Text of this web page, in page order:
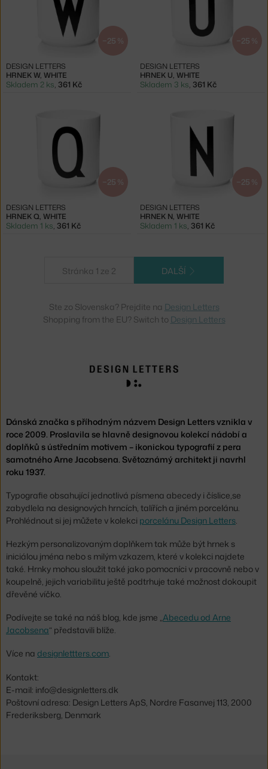
Dánská značka s příhodným názvem Design Letters vznikla v
roce 2009. Proslavila se hlavně designovou kolekcí nádobí a
doplňků s ústředním motivem – ikonickou typografií z pera
samotného Arne Jacobsena. Světoznámý architekt ji navrhl
roku 1937.
Typografie obsahující jednotlivá písmena abecedy i číslice,se
zabydlela na designových hrncích, talířích a jiném porcelánu.
Prohlédnout si jej můžete v kolekci porcelánu Design Letters.
Hezkým personalizovaným doplňkem tak může být hrnek s
iniciálou jména nebo s milým vzkazem, které v kolekci najdete
také. Hrnky mohou sloužit také jako pomocníci v pracovně nebo v
koupelně, jejich variabilitu ještě podtrhuje také možnost dokoupit
dřevěné víčko.
Podívejte se také na náš blog, kde jsme „Abecedu od Arne
Jacobsena“ představili blíže.
Více na designlettters.com.
Kontakt:
E-mail: info@designletters.dk
Poštovní adresa: Design Letters ApS, Nordre Fasanvej 113, 2000
Frederiksberg, Denmark
−25 %
HRNEK W, WHITE
DESIGN LETTERS
Skladem 2 ks 361 Kč
−25 %
HRNEK U, WHITE
DESIGN LETTERS
Skladem 3 ks 361 Kč
−25 %
HRNEK Q, WHITE
DESIGN LETTERS
Skladem 1 ks, 361 Kč
−25 %
HRNEK N, WHITE
DESIGN LETTERS
Skladem 1 ks, 361 Kč
Stránka 1 ze 2 DALŠÍ
Ste zo Slovenska? Prejdite na Design Letters
Shopping from the EU? Switch to Design Letters